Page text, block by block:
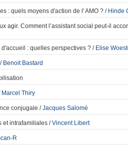
: quels moyens d'action de l' AMO ?/ Hinde
agir. Comment l’assistant social peut-il
: quelles perspectives ?/ Elise
Benoit Bastard
Marcel Thiry
conjugale /Jacques Salomé
et intrafamiliales/Vincent Libert
R